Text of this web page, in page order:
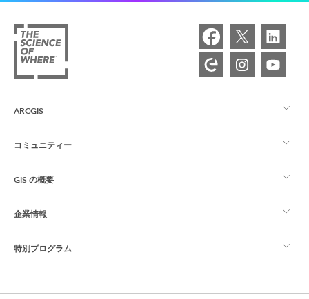
ARCGIS
ArcGIS の概要
マッピング
コミュニティー
Esri Community
ArcGIS ブログ
GIS の概要
GIS とは
ロケーション インテリジェンス
トレーニング
企業情報
Esri について
特別プログラム